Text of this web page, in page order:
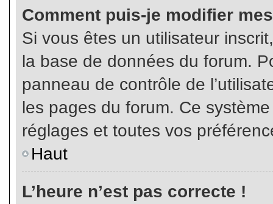
Comment puis-je modifier
Si vous êtes un utilisateur
la base de données du forum.
panneau de contrôle de
les pages du forum. Ce
réglages et toutes vos
Haut
L’heure n’est pas correcte !